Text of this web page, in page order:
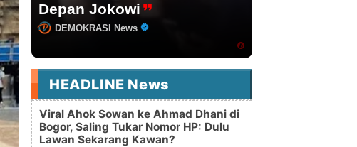
Depan Jokowi
DEMOKRASI News
HEADLINE News
Viral Ahok Sowan ke Ahmad Dhani di
Bogor, Saling Tukar Nomor HP: Dulu
Lawan Sekarang Kawan?